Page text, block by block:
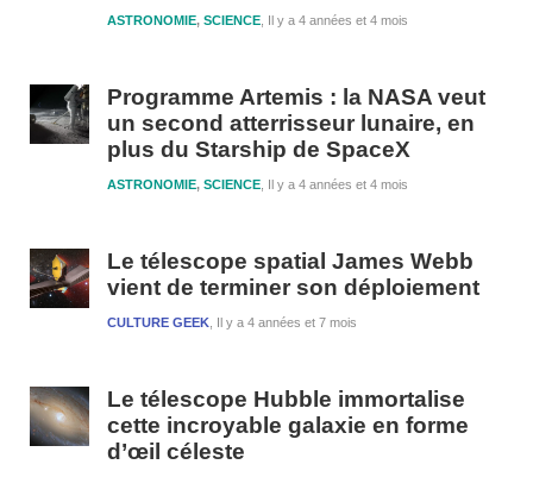
Il y a 4 années et 4 mois
ASTRONOMIE, SCIENCE
Programme Artemis : la NASA veut
un second atterrisseur lunaire, en
plus du Starship de SpaceX
Il y a 4 années et 4 mois
ASTRONOMIE, SCIENCE
Le télescope spatial James Webb
vient de terminer son déploiement
Il y a 4 années et 7 mois
CULTURE GEEK
Le télescope Hubble immortalise
cette incroyable galaxie en forme
d’œil céleste